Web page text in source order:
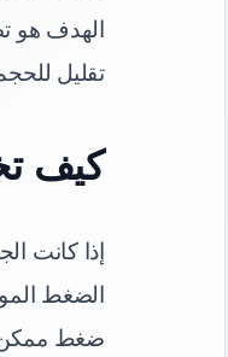
الهدف هو
تقليل
كيف
إذا كانت
الضغط
ضغط